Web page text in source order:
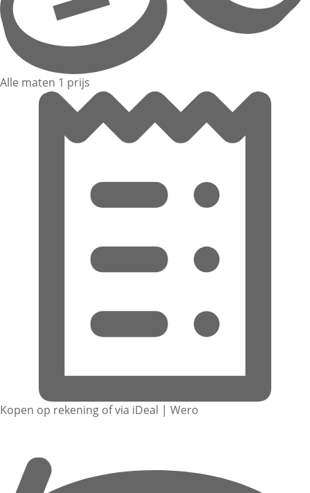
Alle maten 1 prijs
Kopen op rekening of via iDeal | Wero